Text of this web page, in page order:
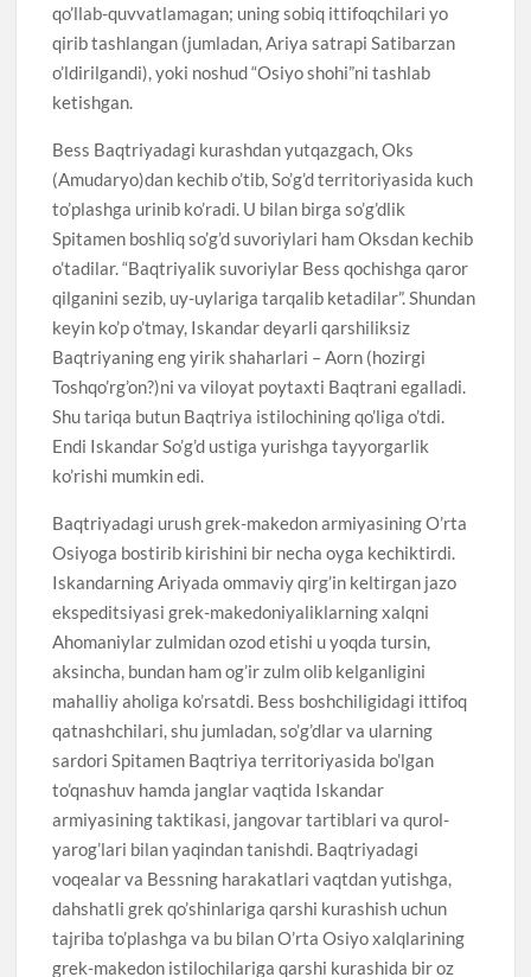
qo’llab-quvvatlamagan; uning sobiq ittifoqchilari yo
qirib tashlangan (jumladan, Ariya satrapi Satibarzan
o’ldirilgandi), yoki noshud “Osiyo shohi”ni tashlab
ketishgan.
Bess Baqtriyadagi kurashdan yutqazgach, Oks
(Amudaryo)dan kechib o’tib, So’g’d territoriyasida kuch
to’plashga urinib ko’radi. U bilan birga so’g’dlik
Spitamen boshliq so’g’d suvoriylari ham Oksdan kechib
o’tadilar. “Baqtriyalik suvoriylar Bess qochishga qaror
qilganini sezib, uy-uylariga tarqalib ketadilar”. Shundan
keyin ko’p o’tmay, Iskandar deyarli qarshiliksiz
Baqtriyaning eng yirik shaharlari – Aorn (hozirgi
Toshqo’rg’on?)ni va viloyat poytaxti Baqtrani egalladi.
Shu tariqa butun Baqtriya istilochining qo’liga o’tdi.
Endi Iskandar So’g’d ustiga yurishga tayyorgarlik
ko’rishi mumkin edi.
Baqtriyadagi urush grek-makedon armiyasining O’rta
Osiyoga bostirib kirishini bir necha oyga kechiktirdi.
Iskandarning Ariyada ommaviy qirg’in keltirgan jazo
ekspeditsiyasi grek-makedoniyaliklarning xalqni
Ahomaniylar zulmidan ozod etishi u yoqda tursin,
aksincha, bundan ham og’ir zulm olib kelganligini
mahalliy aholiga ko’rsatdi. Bess boshchiligidagi ittifoq
qatnashchilari, shu jumladan, so’g’dlar va ularning
sardori Spitamen Baqtriya territoriyasida bo’lgan
to’qnashuv hamda janglar vaqtida Iskandar
armiyasining taktikasi, jangovar tartiblari va qurol-
yarog’lari bilan yaqindan tanishdi. Baqtriyadagi
voqealar va Bessning harakatlari vaqtdan yutishga,
dahshatli grek qo’shinlariga qarshi kurashish uchun
tajriba to’plashga va bu bilan O’rta Osiyo xalqlarining
grek-makedon istilochilariga qarshi kurashida bir oz